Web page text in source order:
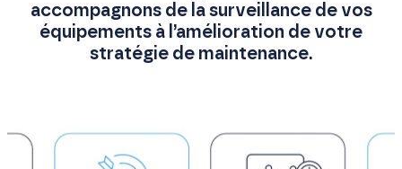
accompagnons de la surveillance de vos
équipements à l’amélioration de votre
stratégie de maintenance.